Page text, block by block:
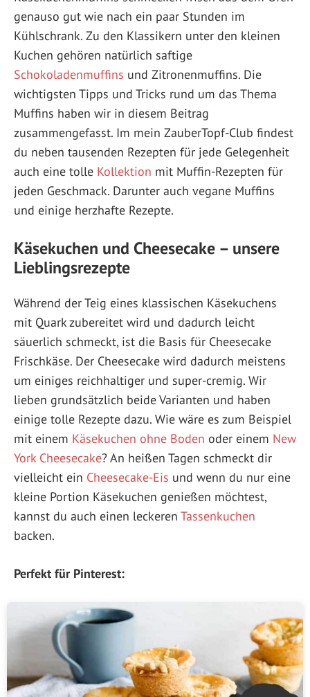
genauso gut wie nach ein paar Stunden im
Kühlschrank. Zu den Klassikern unter den kleinen
Kuchen gehören natürlich saftige
Schokoladenmuffins und Zitronenmuffins. Die
wichtigsten Tipps und Tricks rund um das Thema
Muffins haben wir in diesem Beitrag
zusammengefasst. Im mein ZauberTopf-Club findest
du neben tausenden Rezepten für jede Gelegenheit
auch eine tolle Kollektion mit Muffin-Rezepten für
jeden Geschmack. Darunter auch vegane Muffins
und einige herzhafte Rezepte.
Käsekuchen und Cheesecake – unsere
Lieblingsrezepte
Während der Teig eines klassischen Käsekuchens
mit Quark zubereitet wird und dadurch leicht
säuerlich schmeckt, ist die Basis für Cheesecake
Frischkäse. Der Cheesecake wird dadurch meistens
um einiges reichhaltiger und super-cremig. Wir
lieben grundsätzlich beide Varianten und haben
einige tolle Rezepte dazu. Wie wäre es zum Beispiel
mit einem Käsekuchen ohne Boden oder einem New
York Cheesecake? An heißen Tagen schmeckt dir
vielleicht ein Cheesecake-Eis und wenn du nur eine
kleine Portion Käsekuchen genießen möchtest,
kannst du auch einen leckeren Tassenkuchen
backen.
Perfekt für Pinterest: